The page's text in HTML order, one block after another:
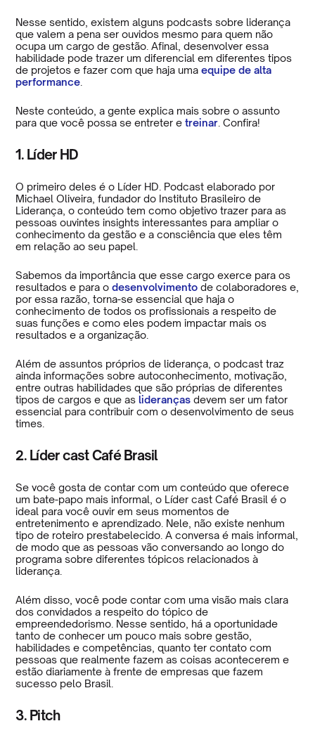
Nesse sentido, existem alguns podcasts sobre liderança
que valem a pena ser ouvidos mesmo para quem não
ocupa um cargo de gestão. Afinal, desenvolver essa
habilidade pode trazer um diferencial em diferentes tipos
de projetos e fazer com que haja uma equipe de alta
performance
Neste conteúdo, a gente explica mais sobre o assunto
para que você possa se entreter e treinar . Confira!
1. Líder HD
O primeiro deles é o Líder HD. Podcast elaborado por
Michael Oliveira, fundador do Instituto Brasileiro de
Liderança, o conteúdo tem como objetivo trazer para as
pessoas ouvintes insights interessantes para ampliar o
conhecimento da gestão e a consciência que eles têm
em relação ao seu papel.
Sabemos da importância que esse cargo exerce para os
resultados e para o desenvolvimento de colaboradores e,
por essa razão, torna-se essencial que haja o
conhecimento de todos os profissionais a respeito de
suas funções e como eles podem impactar mais os
resultados e a organização.
Além de assuntos próprios de liderança, o podcast traz
ainda informações sobre autoconhecimento, motivação,
entre outras habilidades que são próprias de diferentes
tipos de cargos e que as lideranças devem ser um fator
essencial para contribuir com o desenvolvimento de seus
times.
2. Líder cast Café Brasil
Se você gosta de contar com um conteúdo que oferece
um bate-papo mais informal, o Líder cast Café Brasil é o
ideal para você ouvir em seus momentos de
entretenimento e aprendizado. Nele, não existe nenhum
tipo de roteiro prestabelecido. A conversa é mais informal,
de modo que as pessoas vão conversando ao longo do
programa sobre diferentes tópicos relacionados à
liderança.
Além disso, você pode contar com uma visão mais clara
dos convidados a respeito do tópico de
empreendedorismo. Nesse sentido, há a oportunidade
tanto de conhecer um pouco mais sobre gestão,
habilidades e competências, quanto ter contato com
pessoas que realmente fazem as coisas acontecerem e
estão diariamente à frente de empresas que fazem
sucesso pelo Brasil.
3. Pitch